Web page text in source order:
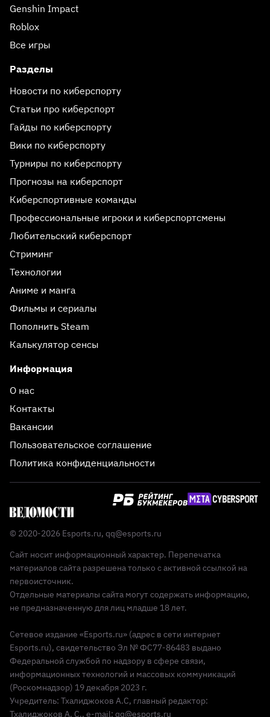
Genshin Impact
Roblox
Все игры
Разделы
Новости по киберспорту
Статьи про киберспорт
Гайды по киберспорту
Вики по киберспорту
Турниры по киберспорту
Прогнозы на киберспорт
Киберспортивные команды
Профессиональные игроки и киберспортсмены
Любительский киберспорт
Стриминг
Технологии
Аниме и манга
Фильмы и сериалы
Пополнить Steam
Калькулятор сенсы
Информация
О нас
Контакты
Вакансии
Пользовательское соглашение
Политика конфиденциальности
© 2020-2026 Esports.ru, qq@esports.ru
Сайт носит информационный характер. Перепечатка
материалов сайта разрешена только с активной ссылкой на
первоисточник.
Отдельные материалы сайта могут содержать информацию,
не предназначенную для лиц младше 18 лет.
Сетевое издание «Esports.ru» (адрес в сети интернет
Esports.ru), свидетельство Эл № ФС77-86483 выдано
Федеральной службой по надзору в сфере связи,
информационных технологий и массовых коммуникаций
(Роскомнадзор) 19 декабря 2023 г.
Учредитель: Тхалиджоков А.С, главный редактор:
Тхалиджоков А. С., e-mail: qq@esports.ru